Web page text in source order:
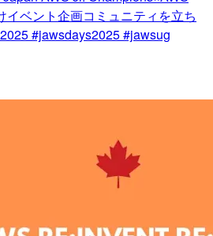
ベント企画コミュニティを立ち
#jawsdays2025 #jawsug